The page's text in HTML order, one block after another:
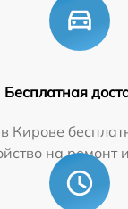
Бесплатная
Кирове
на ремонт